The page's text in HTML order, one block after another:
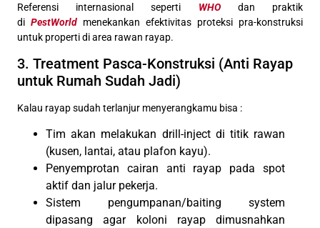
Referensi internasional seperti WHOdan praktik
di PestWorld menekankan efektivitas proteksi pra-konstruksi
untuk properti di area rawan rayap.
3. Treatment Pasca-Konstruksi (Anti Rayap
untuk Rumah Sudah Jadi)
Kalau rayap sudah terlanjur menyerangkamu bisa :
Tim akan melakukan drill-inject di titik rawan
(kusen, lantai, atau plafon kayu).
Penyemprotan cairan anti rayap pada spot
aktif dan jalur pekerja.
Sistem pengumpanan/baiting system
dipasang agar koloni rayap dimusnahkan